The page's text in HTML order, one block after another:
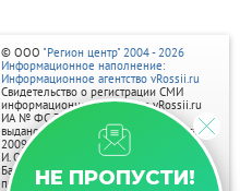
НЕ ПРОПУСТИ!
© ООО "Регион центр" 2004 - 2026
Информационное наполнение:
Информационное агентство vRossii.ru
Свидетельство о регистрации СМИ
информационного агентства vRossii.ru
ИА № ФС 77‑35502
выдано РОСКОМНАДЗОРом 04 марта
2009г.
И. О. Главного редактора Нарыков А. Н.
Баннеры на портале размещаются на
правах рекламы.